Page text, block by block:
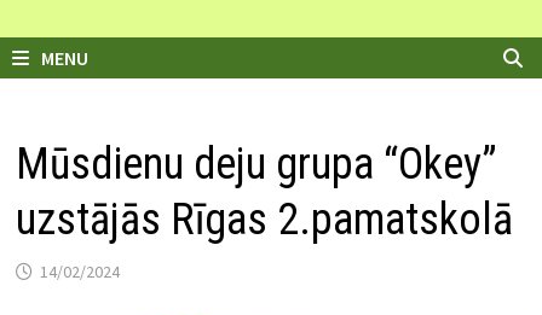
MENU
Mūsdienu deju grupa “Okey”
uzstājās Rīgas 2.pamatskolā
14/02/2024